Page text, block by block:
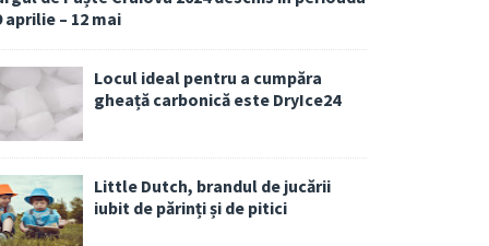
aprilie – 12 mai
Locul ideal pentru a cumpăra
gheață carbonică este DryIce24
Little Dutch, brandul de jucării
iubit de părinți și de pitici